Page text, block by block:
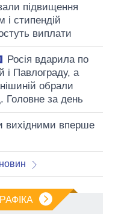
підвищення
і стипендій
виплати
Росія вдарила по
і Павлограду, а
обрали
Головне за день
вихідними вперше